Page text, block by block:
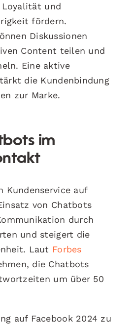
und
fördern.
Diskussionen
Content teilen und
Eine aktive
die Kundenbindung
zur Marke.
im
Kundenservice auf
von Chatbots
durch
und steigert die
Laut Forbes
die Chatbots
um über 50
auf Facebook 2024 zu